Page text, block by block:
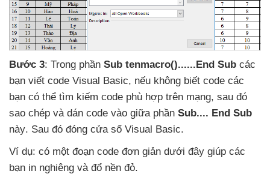
Bước 3: Trong phần Sub tenmacro()......End Sub các
bạn viết code Visual Basic, nếu không biết code các
bạn có thể tìm kiếm code phù hợp trên mạng, sau đó
sao chép và dán code vào giữa phần Sub.... End Sub
này. Sau đó đóng cửa sổ Visual Basic.
Ví dụ: có một đoạn code đơn giản dưới đây giúp các
bạn in nghiêng và đổ nền đỏ.